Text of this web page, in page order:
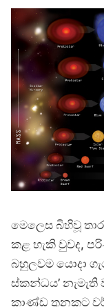
මෙලෙස බිහිවූ
කළ හැකි වුවද,
බහුලවම යොදා
ස්කන්ධය’ නැමැති
කාණ්ඩ තුනකට